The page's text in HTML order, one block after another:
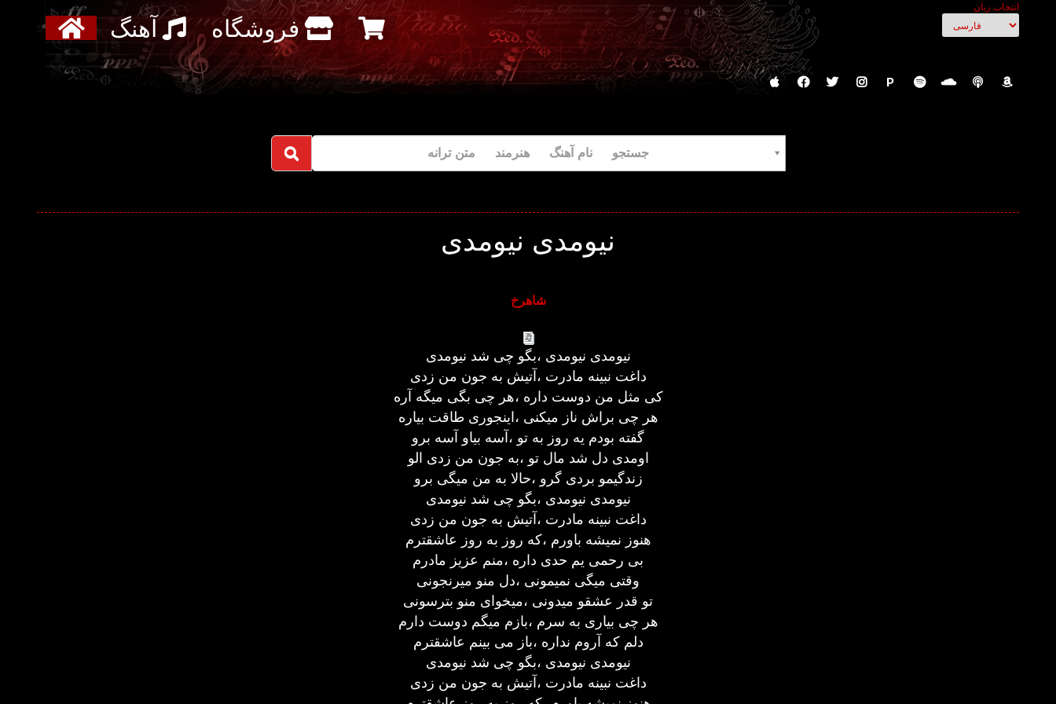
انتخاب زبان
آهنگ فروشگاه
P
جستجو نام آهنگ هنرمند متن ترانه
نیومدی نیومدی
شاهرخ
نیومدی نیومدی ،بگو چی شد نیومدی
داغت نبینه مادرت ،آتیش به جون من زدی
کی مثل من دوست داره ،هر چی بگی میگه آره
هر چی براش ناز میکنی ،اینجوری طاقت بیاره
گفته بودم یه روز به تو ،آسه بیاو آسه برو
اومدی دل شد مال تو ،به جون من زدی الو
زندگیمو بردی گرو ،حالا به من میگی برو
نیومدی نیومدی ،بگو چی شد نیومدی
داغت نبینه مادرت ،آتیش به جون من زدی
هنوز نمیشه باورم ،که روز به روز عاشقترم
بی رحمی یم حدی داره ،منم عزیز مادرم
وقتی میگی نمیمونی ،دل منو میرنجونی
تو قدر عشقو میدونی ،میخوای منو بترسونی
هر چی بیاری به سرم ،بازم میگم دوست دارم
دلم که آروم نداره ،باز می بینم عاشقترم
نیومدی نیومدی ،بگو چی شد نیومدی
داغت نبینه مادرت ،آتیش به جون من زدی